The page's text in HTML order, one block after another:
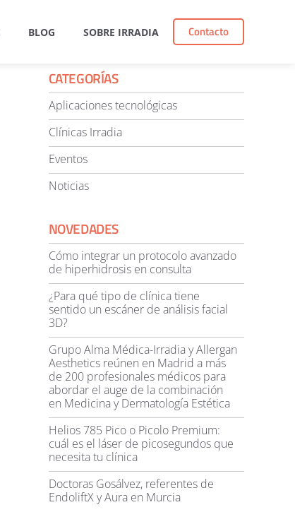
BLOG SOBRE IRRADIA Contacto
CATEGORÍAS
Aplicaciones tecnológicas
Clínicas Irradia
Eventos
Noticias
NOVEDADES
Cómo integrar un protocolo avanzado
de hiperhidrosis en consulta
¿Para qué tipo de clínica tiene
sentido un escáner de análisis facial
3D?
Grupo Alma Médica-Irradia y Allergan
Aesthetics reúnen en Madrid a más
de 200 profesionales médicos para
abordar el auge de la combinación
en Medicina y Dermatología Estética
Helios 785 Pico o Picolo Premium:
cuál es el láser de picosegundos que
necesita tu clínica
Doctoras Gosálvez, referentes de
EndoliftX y Aura en Murcia